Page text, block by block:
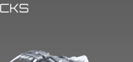
en el mundo de la
con toda la tecnología